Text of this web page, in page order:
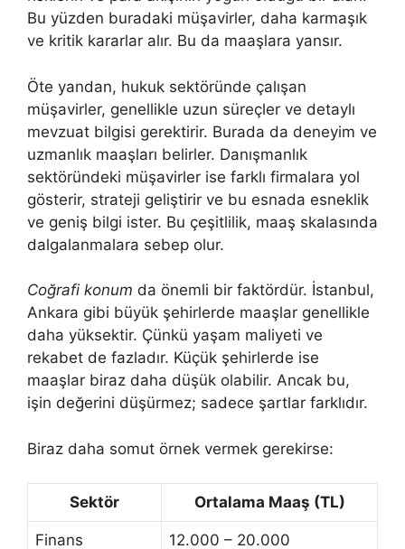
Bu yüzden buradaki müşavirler, daha karmaşık
ve kritik kararlar alır. Bu da maaşlara yansır.
Öte yandan, hukuk sektöründe çalışan
müşavirler, genellikle uzun süreçler ve detaylı
mevzuat bilgisi gerektirir. Burada da deneyim ve
uzmanlık maaşları belirler. Danışmanlık
sektöründeki müşavirler ise farklı firmalara yol
gösterir, strateji geliştirir ve bu esnada esneklik
ve geniş bilgi ister. Bu çeşitlilik, maaş skalasında
dalgalanmalara sebep olur.
Coğrafi konum da önemli bir faktördür. İstanbul,
Ankara gibi büyük şehirlerde maaşlar genellikle
daha yüksektir. Çünkü yaşam maliyeti ve
rekabet de fazladır. Küçük şehirlerde ise
maaşlar biraz daha düşük olabilir. Ancak bu,
işin değerini düşürmez; sadece şartlar farklıdır.
Biraz daha somut örnek vermek gerekirse:
Sektör Ortalama Maaş (TL)
Finans 12.000 – 20.000